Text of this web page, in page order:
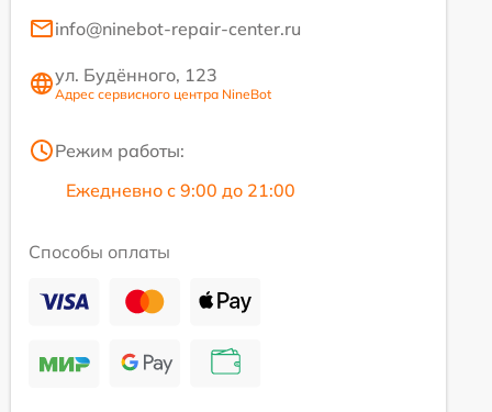
info@ninebot-repair-center.ru
ул. Будённого, 123
Адрес сервисного центра NineBot
Режим работы:
Ежедневно с 9:00 до 21:00
Способы оплаты